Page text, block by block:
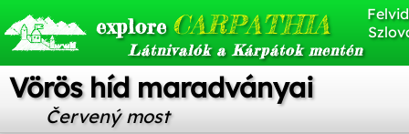
explore CARPATHIA
Látnivalók a Kárpátok mentén
Vörös híd maradványai
Červený most